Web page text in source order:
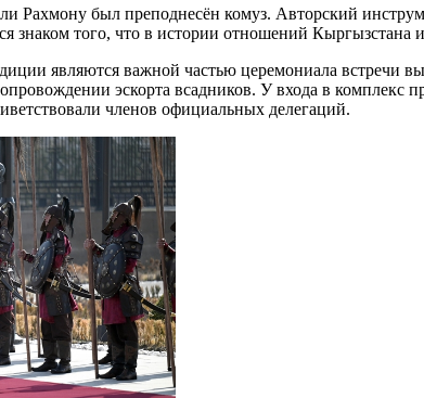
Рахмону был преподнесён комуз. Авторский
знаком того, что в истории отношений Кыргызстана
являются важной частью церемониала
эскорта всадников. У входа в комплекс
членов официальных делегаций.